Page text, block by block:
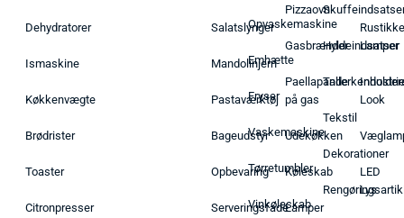
Dehydratorer
Ismaskine
Køkkenvægte
Brødrister
Toaster
Citronpresser
Salatslynger
Mandolinjern
Pastaværktøj
Bageudstyr
Opbevaring
Serveringsfade
Opvaskemaskine
Emhætte
Fryser
Vaskemaskine
Tørretumbler
Vinkøleskab
Pizzaovn
Gasbrænder
Paellapande
på gas
Udekøkken
Køleskab
Lamper
Hyldeindsatser
Tekstil
Dekorationer
Rustikke
Lamper
Look
LED
Lys